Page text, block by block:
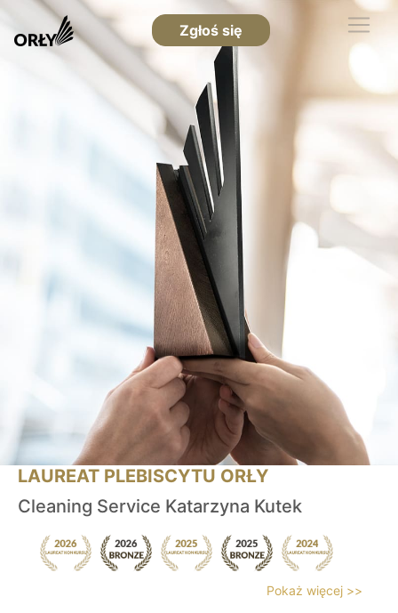
Zgłoś się
LAUREAT PLEBISCYTU ORŁY
Cleaning Service Katarzyna Kutek
Pokaż więcej >>